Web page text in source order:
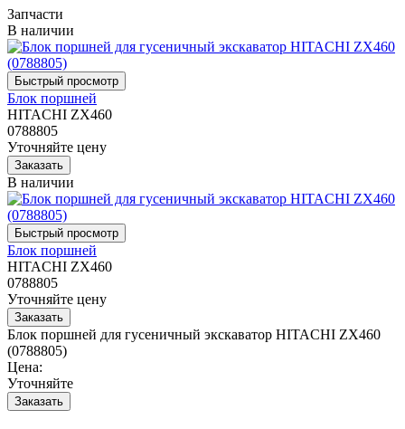
Запчасти
В наличии
Блок поршней
HITACHI ZX460
0788805
Уточняйте цену
В наличии
Блок поршней
HITACHI ZX460
0788805
Уточняйте цену
Блок поршней для гусеничный экскаватор HITACHI ZX460
(0788805)
Цена:
Уточняйте